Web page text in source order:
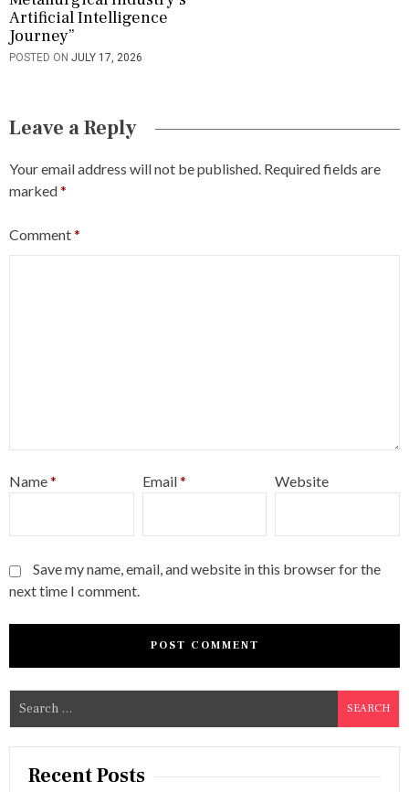
Artificial Intelligence
Journey”
POSTED ON JULY 17, 2026
Leave a Reply
Your email address will not be published. Required fields are
marked*
Comment*
Name* Email* Website
Save my name, email, and website in this browser for the
next time I comment.
e
a
Recent Posts